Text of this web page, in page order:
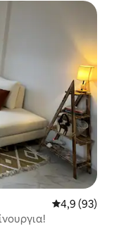
Μέση
4,9 (93)